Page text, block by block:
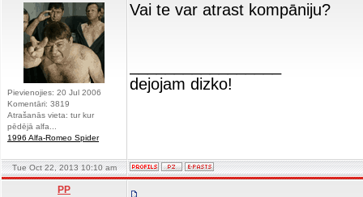
Pievienojies: 20 Jul 2006
Komentāri: 3819
Atrašanās vieta: tur kur
pēdējā alfa...
1996 Alfa-Romeo Spider
Vai te var atrast kompāniju?
dejojam dizko!
Tue Oct 22, 2013 10:10 am
PP